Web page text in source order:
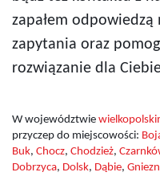
zapałem odpowiedzą
zapytania oraz
rozwiązanie dla
W województwie
przyczep do miejscowości:
Buk, Chocz, Chodzież,
Dobrzyca, Dolsk, Dąbie,